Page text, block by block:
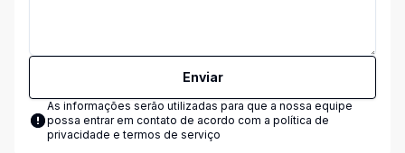
Enviar
As informações serão utilizadas para que a nossa equipe
possa entrar em contato de acordo com a política de
privacidade e termos de serviço